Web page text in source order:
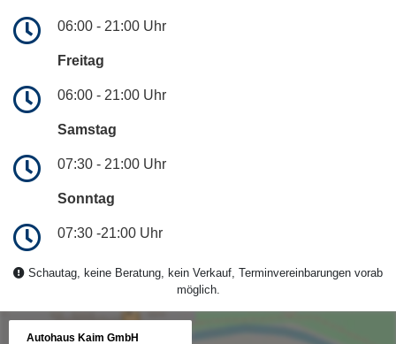
06:00 - 21:00 Uhr
Freitag
06:00 - 21:00 Uhr
Samstag
07:30 - 21:00 Uhr
Sonntag
07:30 -21:00 Uhr
Schautag, keine Beratung, kein Verkauf, Terminvereinbarungen vorab
möglich.
Autohaus Kaim GmbH